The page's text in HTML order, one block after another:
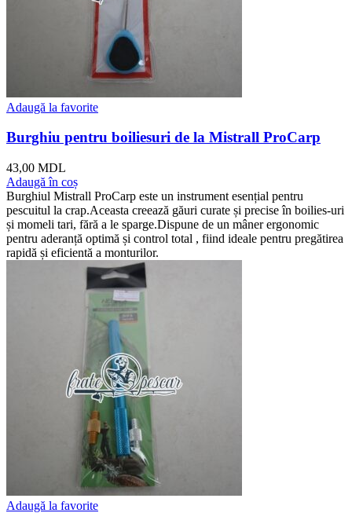
Adaugă la favorite
Burghiu pentru boiliesuri de la Mistrall ProCarp
43,00 MDL
Adaugă în coș
Burghiul Mistrall ProCarp este un instrument esențial pentru
pescuitul la crap.Aceasta creează găuri curate și precise în boilies-uri
și momeli tari, fără a le sparge.Dispune de un mâner ergonomic
pentru aderanță optimă și control total , fiind ideale pentru pregătirea
rapidă și eficientă a monturilor.
Adaugă la favorite